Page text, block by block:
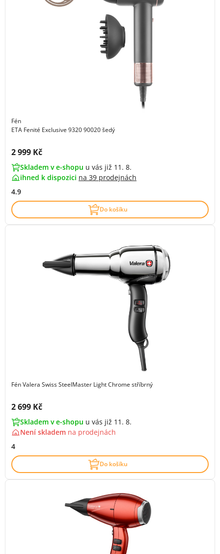
Fén
ETA Fenité Exclusive 9320 90020 šedý
Cena s DPH:
2 999 Kč
Skladem v e-shopu u vás již 11. 8.
ihned k dispozici na 39 prodejnách
4.9
Do košíku
Fén Valera Swiss SteelMaster Light Chrome stříbrný
Cena s DPH:
2 699 Kč
Skladem v e-shopu u vás již 11. 8.
Není skladem na prodejnách
4
Do košíku